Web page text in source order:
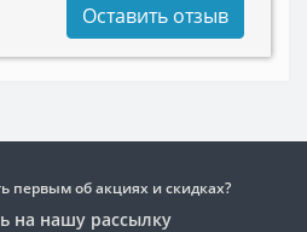
Оставить отзыв
первым об акциях и скидках?
на нашу рассылку